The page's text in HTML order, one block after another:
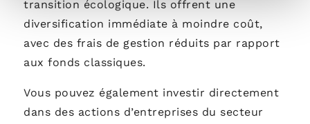
transition écologique. Ils offrent une
diversification immédiate à moindre coût,
avec des frais de gestion réduits par rapport
aux fonds classiques.
Vous pouvez également investir directement
dans des actions d’entreprises du secteur